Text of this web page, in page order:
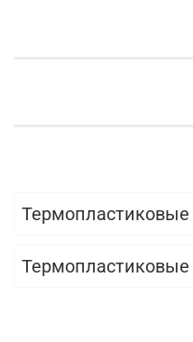
Термопластиковые
Термопластиковые